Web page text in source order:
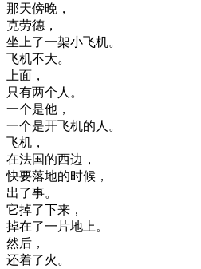
那天傍晚 ，
克劳德 ，
坐上了一架小飞机。
飞机不大。
上面 ，
只有两个人。
一个是他 ，
一个是开飞机的人。
飞机 ，
在法国的西边 ，
快要落地的时候 ，
出了事。
它掉了下来 ，
掉在了一片地上。
然后 ，
还着了火。